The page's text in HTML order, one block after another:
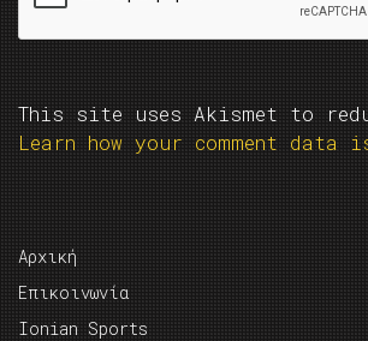
This site uses Akismet to
Learn how your comment data
Αρχική
Επικοινωνία
Ionian Sports